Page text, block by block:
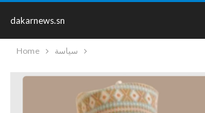
dakarnews.sn
Home سياسة